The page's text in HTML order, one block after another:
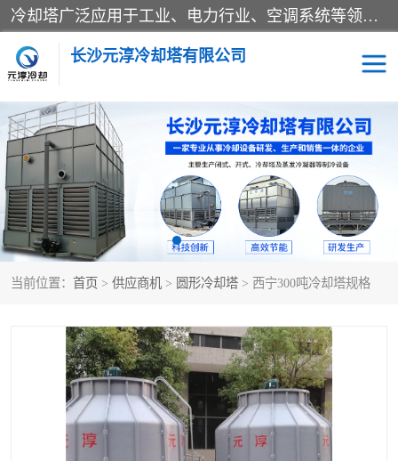
冷却塔广泛应用于工业、电力行业、空调系统等领域。在电力行业中，用于冷却发电机组的循环水；在工业生产中，如化工、冶金等行业，可降低生产过程中产生的热量；在空调系统中，为空调设备提供冷却水源
长沙元淳冷却塔有限公司
当前位置： 首页 > 供应商机 > 圆形冷却塔 > 西宁300吨冷却塔规格
方形开式冷却塔 圆形冷却塔
闭式冷却塔 水箱
电控箱 水泵
板式换热器